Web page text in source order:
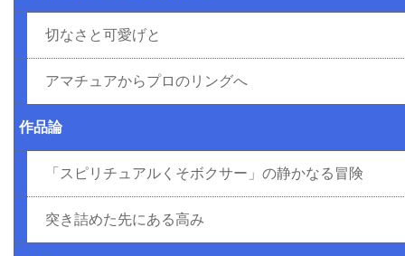
切なさと可愛げと
アマチュアからプロのリングへ
作品論
「スピリチュアルくそボクサー」の静かなる冒険
突き詰めた先にある高み